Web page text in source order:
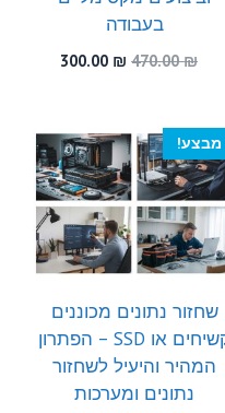
בעבודה
470.00₪
המחיר
470.00 ₪.
300.00 ₪
המחיר
300.00 ₪.
מבצע!
שחזור נתונים מכוננים
קשיחים או SSD – הפתרון
המהיר והיעיל לשחזור
נתונים ומערכות